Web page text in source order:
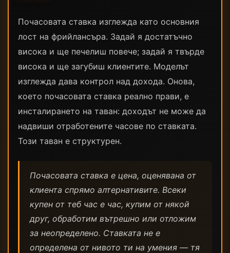
Почасовата ставка изглежда като основния
лост на фрийлансъра. Задай я достатъчно
висока и ще печелиш повече; задай я твърде
висока и ще загубиш клиентите. Моделът
изглежда дава контрол над дохода. Онова,
което почасовата ставка реално прави, е
инсталирането на таван: доходът не може да
надвиши отработените часове по ставката.
Този таван е структурен.
Почасовата ставка е цена, оценявана от
клиента спрямо алтернативите. Всеки
купен от теб час е час, купим от някой
друг, обработим вътрешно или отложим
за неопределено. Ставката не е
определена от нивото ти на умения — тя